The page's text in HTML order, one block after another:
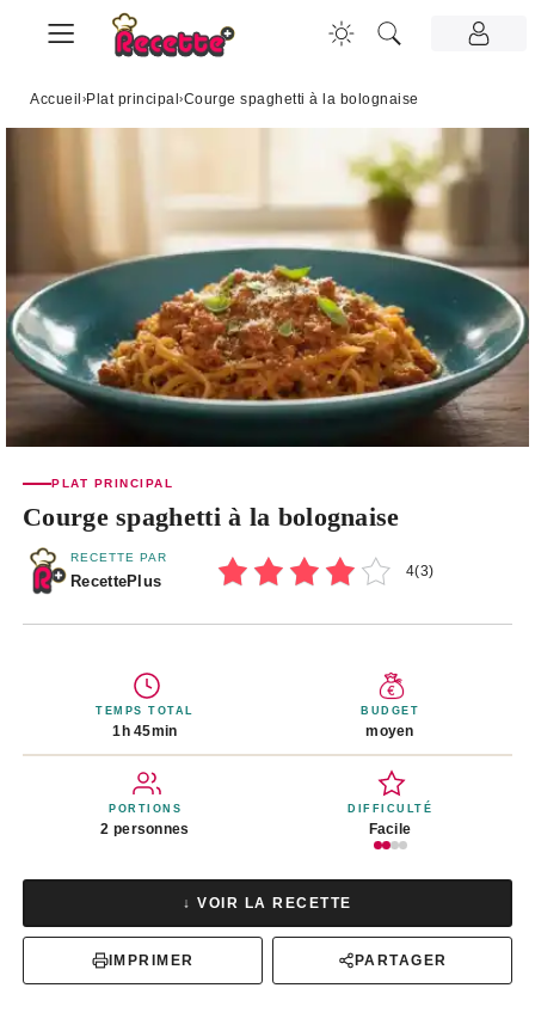
Accueil ›Plat principal ›Courge spaghetti à la bolognaise
PLAT PRINCIPAL
Courge spaghetti à la bolognaise
RECETTE PAR
RecettePlus
4(3)
TEMPS TOTAL
1h 45min
BUDGET
moyen
PORTIONS
2 personnes
DIFFICULTÉ
Facile
↓ VOIR LA RECETTE
IMPRIMER PARTAGER